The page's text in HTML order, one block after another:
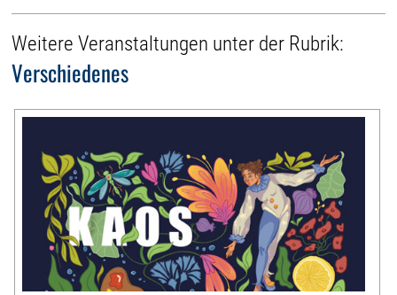
Weitere Veranstaltungen unter der Rubrik:
Verschiedenes